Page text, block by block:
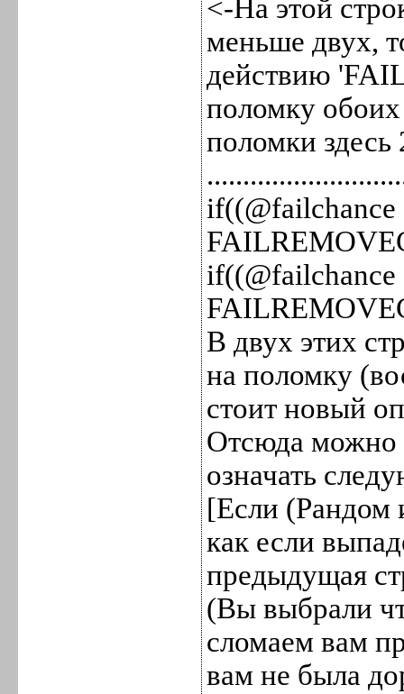
<-На этой
меньше двух,
действию
поломку
поломки здесь
В двух этих
на поломку
стоит новый
Отсюда можно
означать
[Если (Рандом
как если
предыдущая
(Вы выбрали
сломаем вам
вам не была